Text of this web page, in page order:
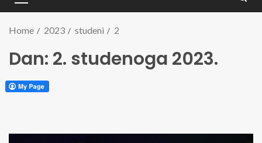
Home 2023 studeni 2
Dan: 2. studenoga 2023.